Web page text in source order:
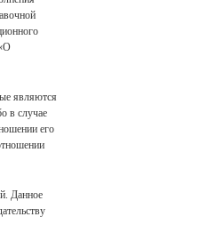
являются
в случае
его
Данное